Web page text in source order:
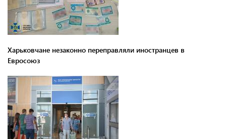
Харьковчане незаконно переправляли иностранцев в
Евросоюз